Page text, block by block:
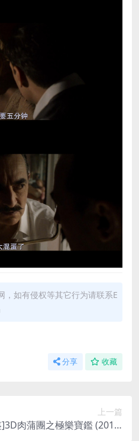
，如有侵权等其它行为请联系E
分享 收藏
上一篇
肉蒲團之極樂寶鑑 (2011)